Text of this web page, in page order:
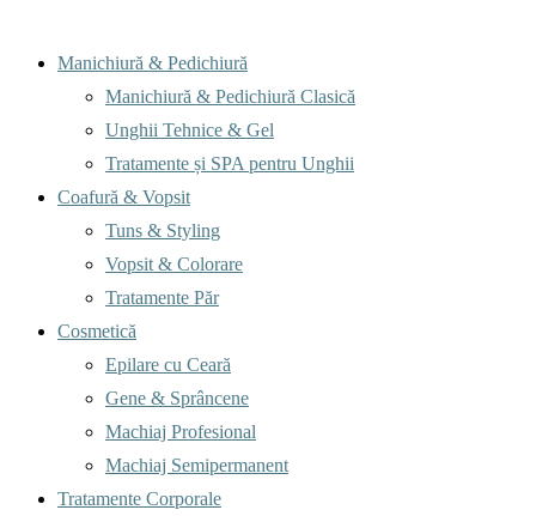
Menu
Manichiură & Pedichiură
Manichiură & Pedichiură Clasică
Unghii Tehnice & Gel
Tratamente și SPA pentru Unghii
Coafură & Vopsit
Tuns & Styling
Vopsit & Colorare
Tratamente Păr
Cosmetică
Epilare cu Ceară
Gene & Sprâncene
Machiaj Profesional
Machiaj Semipermanent
Tratamente Corporale